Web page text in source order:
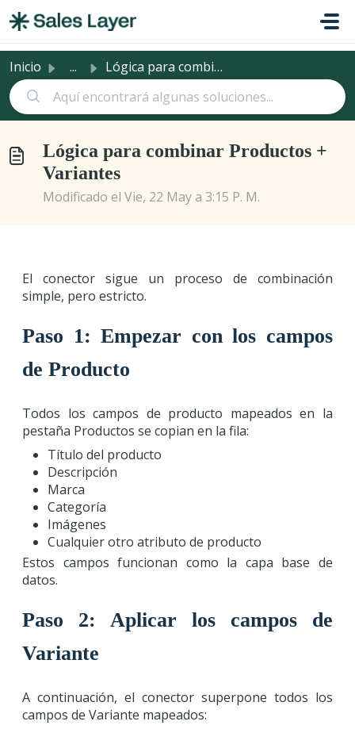
Inicio ... Lógica para combinar Productos + Variantes
Lógica para combinar Productos +
Variantes
Modificado el Vie, 22 May a 3:15 P. M.
El conector sigue un proceso de combinación
simple, pero estricto.
Paso 1: Empezar con los campos
de Producto
Todos los campos de producto mapeados en la
pestaña Productos se copian en la fila:
Título del producto
Descripción
Marca
Categoría
Imágenes
Cualquier otro atributo de producto
Estos campos funcionan como la capa base de
datos.
Paso 2: Aplicar los campos de
Variante
A continuación, el conector superpone todos los
campos de Variante mapeados: